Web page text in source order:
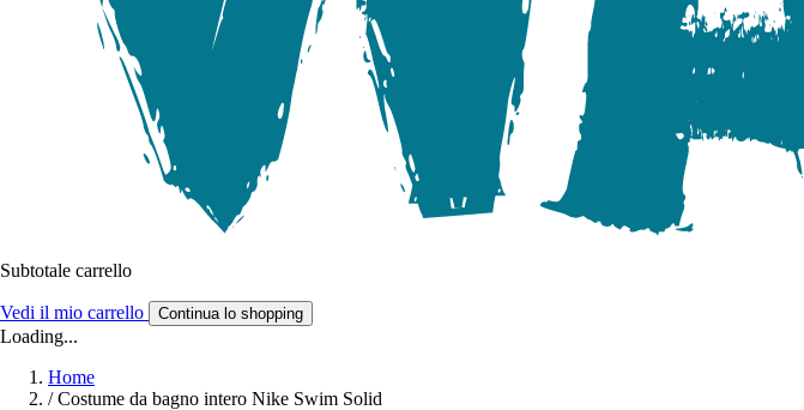
Subtotale carrello
Vedi il mio carrello Continua lo shopping
Loading...
Home
/ Costume da bagno intero Nike Swim Solid